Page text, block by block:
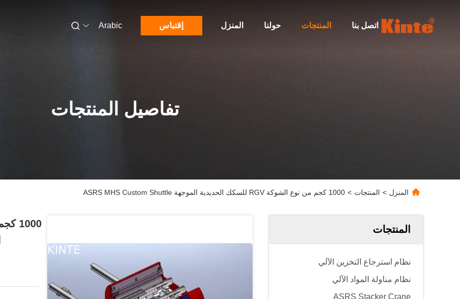
المنزل حولنا المنتجات اتصل بنا إقتباس Arabic
تفاصيل المنتجات
المنزل > المنتجات > 1000 كجم من نوع الشوكة RGV للسكك الحديدية الموجهة ASRS MHS Custom Shuttle
المنتجات
نظام استرجاع التخزين الآلي
نظام مناولة المواد الآلي
ASRS Stacker Crane